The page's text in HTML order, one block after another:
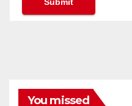
You missed